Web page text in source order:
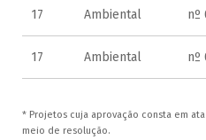
17 Ambiental nº
17 Ambiental nº
* Projetos cuja aprovação consta em
meio de resolução.